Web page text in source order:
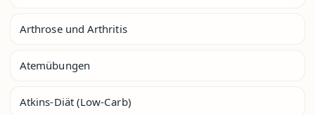
Arthrose und Arthritis
Atemübungen
Atkins-Diät (Low-Carb)